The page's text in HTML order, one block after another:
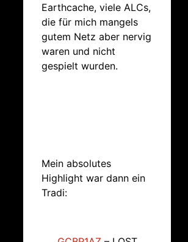
Earthcache, viele ALCs,
die für mich mangels
gutem Netz aber nervig
waren und nicht
gespielt wurden.
Mein absolutes
Highlight war dann ein
Tradi: